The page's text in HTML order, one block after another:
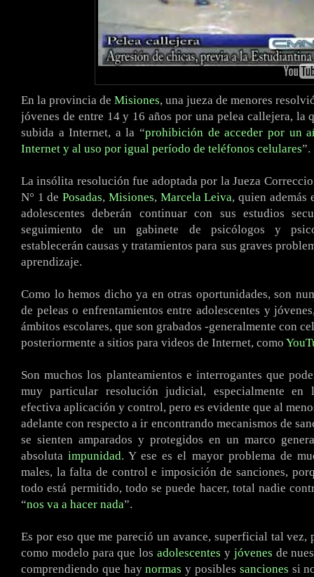
En la provincia de Misiones, una jueza de menores
jóvenes de entre 14 y 16 años por una pelea callejera, la
subida a Internet, a la “prohibición de acceder por un
Internet y al uso por igual período de teléfonos celulares”.
La insólita resolución fue adoptada por la Jueza
N° 1 dePosadas, Misiones, Marcela Leiva, quien además
adolescentes deberán continuar con sus estudios
seguimiento de un gabinete de psicólogos y
establecerán causas y tratamientos para sus graves
aprendizaje.
Como lo hemos dicho ya en otras oportunidades, son
de peleas o enfrentamientos entre adolescentes y
ámbitos escolares, que son grabados -generalmente con
posteriormente a sitios para videos de Internet, como
Son muchos los planteamientos e interrogantes que
muy particular resolución judicial, especialmente
efectiva aplicación y control, pero es evidente que al
adelante con respecto a ir encontrando mecanismos de
se sienten amparados y protegidos en un marco
absolutaimpunidad. Y ese es el mayor problema de
males, la falta de control e imposición de sanciones,
todo está permitido, todo se puede hacer, total nadie
“nos va a hacer nada”.
Es por eso que me pareció un avance, superficial tal
como modelo para que losadolescentes y jóvenes de
comprendiendo que haynormas y posibles sanciones si